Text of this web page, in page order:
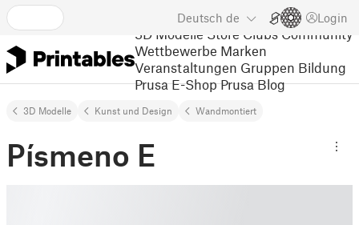
Deutsch de Login
3D Modelle Store Clubs Community
Wettbewerbe Marken
Veranstaltungen Gruppen Bildung
Prusa E-Shop Prusa Blog
3D Modelle Kunst und Design Wandmontiert
Písmeno E